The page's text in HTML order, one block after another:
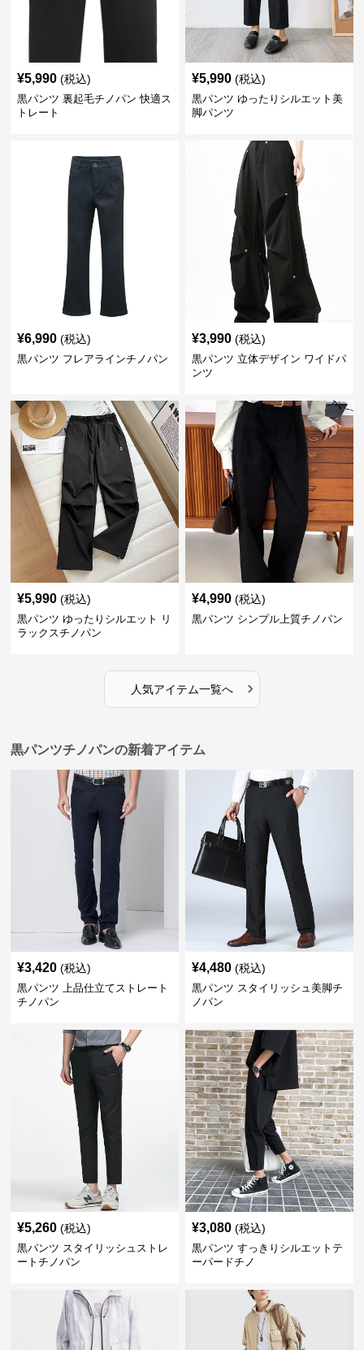
¥5,990 (税込)
黒パンツ 裏起毛チノパン 快適ス
トレート
¥5,990 (税込)
黒パンツ ゆったりシルエット美
脚パンツ
¥6,990 (税込)
黒パンツ フレアラインチノパン
¥3,990 (税込)
黒パンツ 立体デザイン ワイドパ
ンツ
¥5,990 (税込)
黒パンツ ゆったりシルエット リ
ラックスチノパン
¥4,990 (税込)
黒パンツ シンプル上質チノパン
人気アイテム一覧へ ›
黒パンツチノパンの新着アイテム
¥3,420 (税込)
黒パンツ 上品仕立てストレート
チノパン
¥4,480 (税込)
黒パンツ スタイリッシュ美脚チ
ノパン
¥5,260 (税込)
黒パンツ スタイリッシュストレ
ートチノパン
¥3,080 (税込)
黒パンツ すっきりシルエットテ
ーパードチノ